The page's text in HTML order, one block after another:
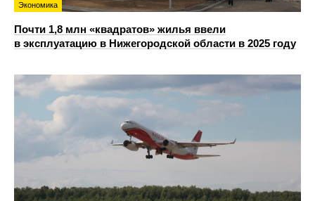
Экономика
Почти 1,8 млн «квадратов» жилья ввели
в эксплуатацию в Нижегородской области в 2025 году